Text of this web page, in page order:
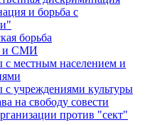
и борьба с
борьба
и СМИ
местным населением и
учреждениями культуры
на свободу совести
против "сект"